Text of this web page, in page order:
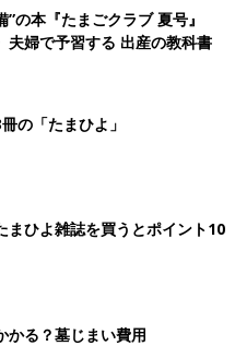
”の本『たまごクラブ 夏号』
夫婦で予習する 出産の教科書
の「たまひよ」
まひよ雑誌を買うとポイント10
かる？墓じまい費用